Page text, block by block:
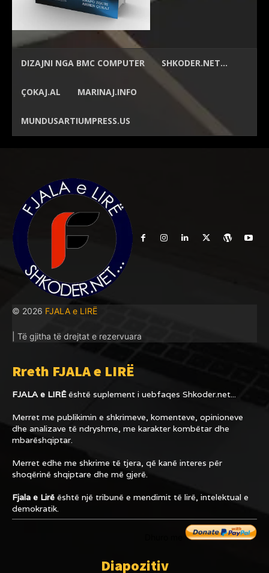
DIZAJNI NGA BMC COMPUTER SHKODER.NET…
ÇOKAJ.AL MARINAJ.INFO
MUNDUSARTIUMPRESS.US
© 2026 FJALA e LIRË
| Të gjitha të drejtat e rezervuara
Rreth FJALA e LIRË
FJALA e LIRËështë suplement i uebfaqes Shkoder.net...
Merret me publikimin e shkrimeve, komenteve, opinioneve
dhe analizave të ndryshme, me karakter kombëtar dhe
mbarëshqiptar.
Merret edhe me shkrime të tjera, që kanë interes për
shoqërinë shqiptare dhe më gjerë.
Fjala e Lirë është një tribunë e mendimit të lirë, intelektual e
demokratik.
Diapozitiv